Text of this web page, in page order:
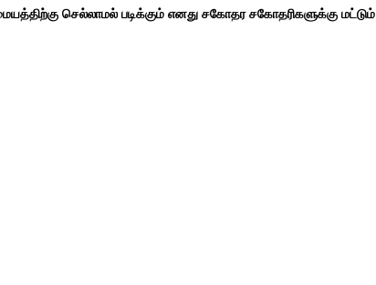
செல்லாமல் படிக்கும் எனது சகோதர சகோதரிகளுக்கு மட்டும்